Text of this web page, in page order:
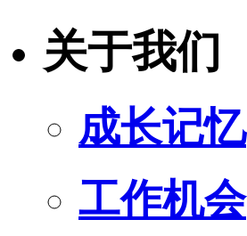
关于我们
成长记忆
工作机会